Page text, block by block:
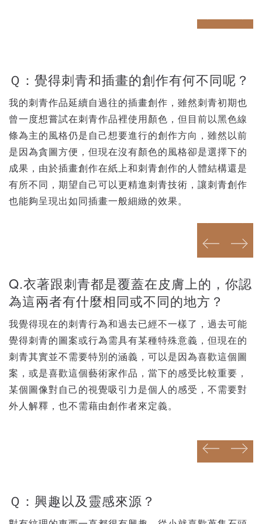
prev next
Ｑ：覺得刺青和插畫的創作有何不同呢？
我的刺青作品延續自過往的插畫創作，雖然刺青初期也
曾一度想嘗試在刺青作品裡使用顏色，但目前以黑色線
條為主的風格仍是自己想要進行的創作方向，雖然以前
是因為貪圖方便，但現在沒有顏色的風格卻是選擇下的
成果，由於插畫創作在紙上和刺青創作的人體結構還是
有所不同，期望自己可以更精進刺青技術，讓刺青創作
也能夠呈現出如同插畫一般細緻的效果。
prev next
prev next
Q.衣著跟刺青都是覆蓋在皮膚上的，你認
為這兩者有什麼相同或不同的地方？
我覺得現在的刺青行為和過去已經不一樣了，過去可能
覺得刺青的圖案或行為需具有某種特殊意義，但現在的
刺青其實並不需要特別的涵義，可以是因為喜歡這個圖
案，或是喜歡這個藝術家作品，當下的感受比較重要，
某個圖像對自己的視覺吸引力是個人的感受，不需要對
外人解釋，也不需藉由創作者來定義。
prev next
prev next
Ｑ：興趣以及靈感來源？